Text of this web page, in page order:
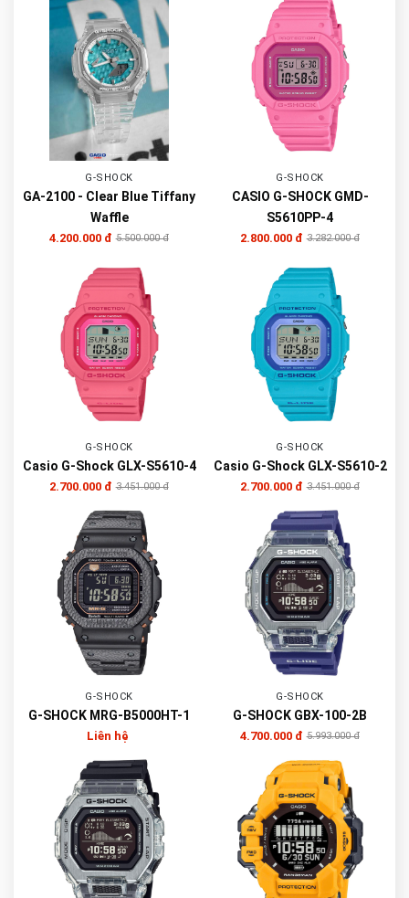
G-SHOCK
GA-2100 - Clear Blue Tiffany
Waffle
4.200.000 đ 5.500.000 đ
G-SHOCK
CASIO G-SHOCK GMD-
S5610PP-4
2.800.000 đ 3.282.000 đ
G-SHOCK
Casio G-Shock GLX-S5610-4
2.700.000 đ 3.451.000 đ
G-SHOCK
Casio G-Shock GLX-S5610-2
2.700.000 đ 3.451.000 đ
G-SHOCK
G-SHOCK MRG-B5000HT-1
Liên hệ
G-SHOCK
G-SHOCK GBX-100-2B
4.700.000 đ 5.993.000 đ